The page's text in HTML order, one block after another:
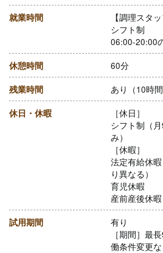
就業時間
【調理スタ
シフト制
06:00-20:00
休憩時間 60分
残業時間 あり（10時間
休日・休暇
［休日］
シフト制（
み）
［休暇］
法定有給休
り異なる）
育児休暇
産前産後休暇
試用期間
有り
［期間］最
働条件変更な